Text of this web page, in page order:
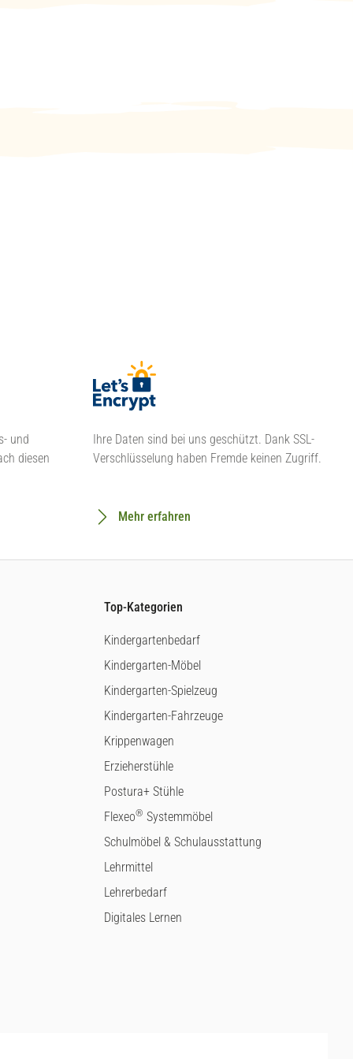
und
diesen
Ihre Daten sind bei uns geschützt. Dank SSL-
Verschlüsselung haben Fremde keinen Zugriff.
Mehr erfahren
Top-Kategorien
Kindergartenbedarf
Kindergarten-Möbel
Kindergarten-Spielzeug
Kindergarten-Fahrzeuge
Krippenwagen
Erzieherstühle
Postura+ Stühle
Flexeo® Systemmöbel
Schulmöbel & Schulausstattung
Lehrmittel
Lehrerbedarf
Digitales Lernen